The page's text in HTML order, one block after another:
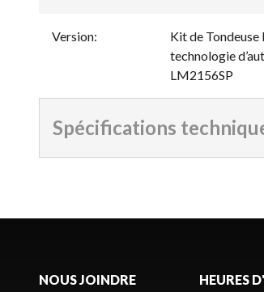
Version:
Kit de
technologie
LM2156SP
Spécifications
NOUS JOINDRE HEURES